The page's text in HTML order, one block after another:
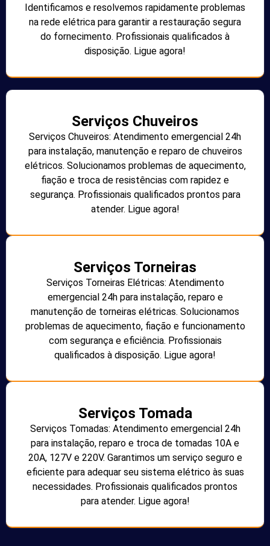
Identificamos e resolvemos rapidamente problemas
na rede elétrica para garantir a restauração segura
do fornecimento. Profissionais qualificados à
disposição. Ligue agora!
Serviços Chuveiros
Serviços Chuveiros: Atendimento emergencial 24h
para instalação, manutenção e reparo de chuveiros
elétricos. Solucionamos problemas de aquecimento,
fiação e troca de resistências com rapidez e
segurança. Profissionais qualificados prontos para
atender. Ligue agora!
Serviços Torneiras
Serviços Torneiras Elétricas: Atendimento
emergencial 24h para instalação, reparo e
manutenção de torneiras elétricas. Solucionamos
problemas de aquecimento, fiação e funcionamento
com segurança e eficiência. Profissionais
qualificados à disposição. Ligue agora!
Serviços Tomada
Serviços Tomadas: Atendimento emergencial 24h
para instalação, reparo e troca de tomadas 10A e
20A, 127V e 220V. Garantimos um serviço seguro e
eficiente para adequar seu sistema elétrico às suas
necessidades. Profissionais qualificados prontos
para atender. Ligue agora!